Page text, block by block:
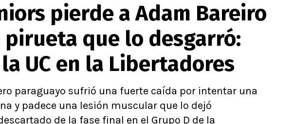
Alexis Sánchez
Carlos Palacios
Chilenos por el mundo
Fútbol Argentino
Fútbol Brasileño
Conference
Ligue 1
pierde a Adam Bareiro
pirueta que lo desgarró:
UC en la Libertadores
paraguayo sufrió una fuerte caída por intentar una
y padece una lesión muscular que lo dejó
de la fase final en el Grupo D de la